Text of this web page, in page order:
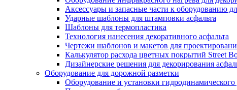
Аксессуары и запасные части к оборудованию
Ударные шаблоны для штамповки асфальта
Шаблоны для термопластика
Технология нанесения декоративного асфальта
Чертежи шаблонов и макетов для
Калькулятор расхода цветных покрытий Street
Дизайнерские решения для декорирования
Оборудование для дорожной разметки
Оборудование и установки гидродинамического